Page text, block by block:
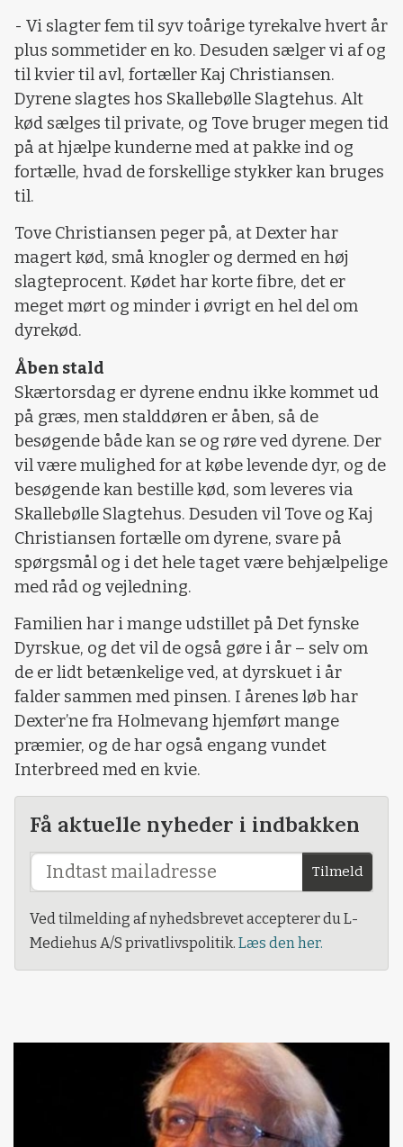
- Vi slagter fem til syv toårige tyrekalve hvert år
plus sommetider en ko. Desuden sælger vi af og
til kvier til avl, fortæller Kaj Christiansen.
Dyrene slagtes hos Skallebølle Slagtehus. Alt
kød sælges til private, og Tove bruger megen tid
på at hjælpe kunderne med at pakke ind og
fortælle, hvad de forskellige stykker kan bruges
til.
Tove Christiansen peger på, at Dexter har
magert kød, små knogler og dermed en høj
slagteprocent. Kødet har korte fibre, det er
meget mørt og minder i øvrigt en hel del om
dyrekød.
Åben stald
Skærtorsdag er dyrene endnu ikke kommet ud
på græs, men stalddøren er åben, så de
besøgende både kan se og røre ved dyrene. Der
vil være mulighed for at købe levende dyr, og de
besøgende kan bestille kød, som leveres via
Skallebølle Slagtehus. Desuden vil Tove og Kaj
Christiansen fortælle om dyrene, svare på
spørgsmål og i det hele taget være behjælpelige
med råd og vejledning.
Familien har i mange udstillet på Det fynske
Dyrskue, og det vil de også gøre i år – selv om
de er lidt betænkelige ved, at dyrskuet i år
falder sammen med pinsen. I årenes løb har
Dexter’ne fra Holmevang hjemført mange
præmier, og de har også engang vundet
Interbreed med en kvie.
Få aktuelle nyheder i indbakken
Tilmeld
Ved tilmelding af nyhedsbrevet accepterer du L-
Mediehus A/S privatlivspolitik. Læs den her.